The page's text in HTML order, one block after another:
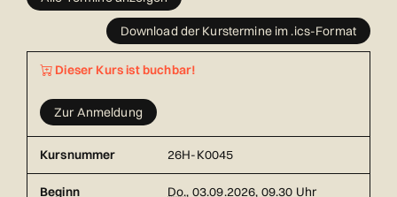
Download der Kurstermine im .ics-Format
Dieser Kurs ist buchbar!
Zur Anmeldung
Kursnummer 26H-K0045
Beginn Do., 03.09.2026, 09.30 Uhr